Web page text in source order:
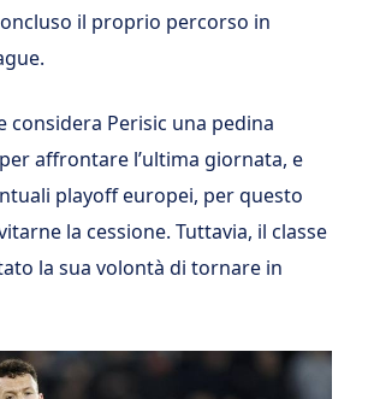
il proprio percorso in
considera Perisic una pedina
affrontare l’ultima giornata, e
playoff europei, per questo
la cessione. Tuttavia, il classe
la sua volontà di tornare in